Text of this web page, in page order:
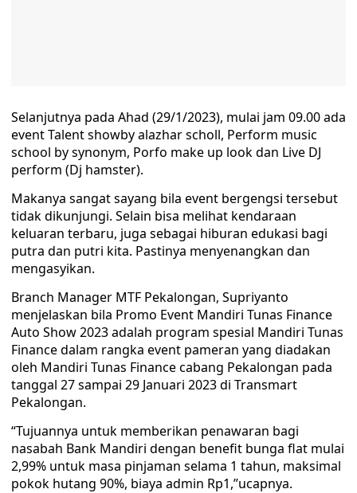
Selanjutnya pada Ahad (29/1/2023), mulai jam 09.00 ada
event Talent showby alazhar scholl, Perform music
school by synonym, Porfo make up look dan Live DJ
perform (Dj hamster).
Makanya sangat sayang bila event bergengsi tersebut
tidak dikunjungi. Selain bisa melihat kendaraan
keluaran terbaru, juga sebagai hiburan edukasi bagi
putra dan putri kita. Pastinya menyenangkan dan
mengasyikan.
Branch Manager MTF Pekalongan, Supriyanto
menjelaskan bila Promo Event Mandiri Tunas Finance
Auto Show 2023 adalah program spesial Mandiri Tunas
Finance dalam rangka event pameran yang diadakan
oleh Mandiri Tunas Finance cabang Pekalongan pada
tanggal 27 sampai 29 Januari 2023 di Transmart
Pekalongan.
“Tujuannya untuk memberikan penawaran bagi
nasabah Bank Mandiri dengan benefit bunga flat mulai
2,99% untuk masa pinjaman selama 1 tahun, maksimal
pokok hutang 90%, biaya admin Rp1,”ucapnya.